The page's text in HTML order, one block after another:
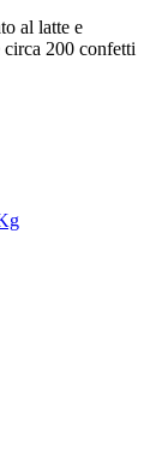
al latte e
200 confetti